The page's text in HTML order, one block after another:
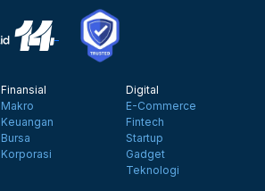
Finansial
Makro
Keuangan
Bursa
Korporasi
Digital
E-Commerce
Fintech
Startup
Gadget
Teknologi